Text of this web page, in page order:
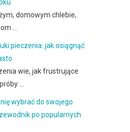
domowym chlebie,
…
pieczenia: jak osiągnąć
wie, jak frustrujące
…
wybrać do swojego
po popularnych